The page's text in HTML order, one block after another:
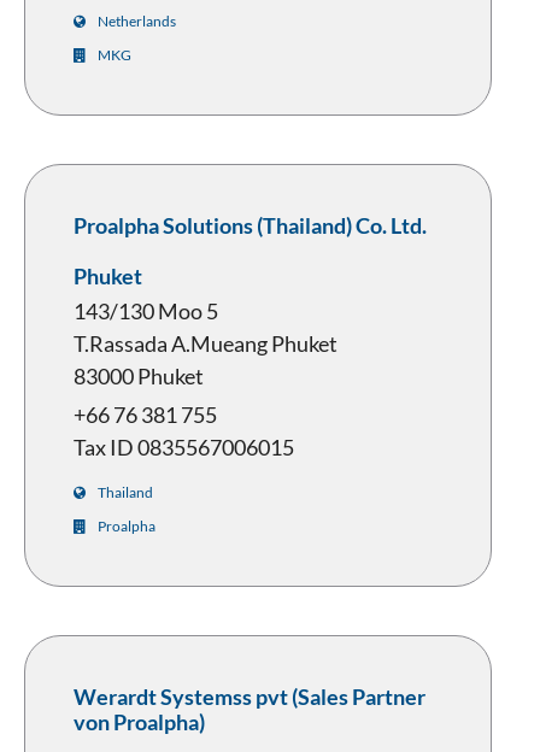
Netherlands
MKG
Proalpha Solutions (Thailand) Co. Ltd.
Phuket
143/130 Moo 5
T.Rassada A.Mueang Phuket
83000 Phuket
+66 76 381 755
Tax ID 0835567006015
Thailand
Proalpha
Werardt Systemss pvt (Sales Partner
von Proalpha)